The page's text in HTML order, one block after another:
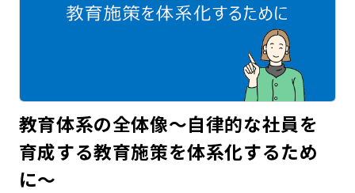
教育体系の全体像～自律的な社員を
育成する教育施策を体系化するため
に～